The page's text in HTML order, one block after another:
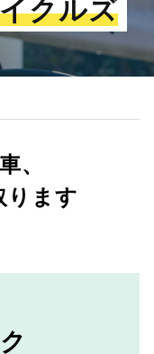
クルズ
、
ります